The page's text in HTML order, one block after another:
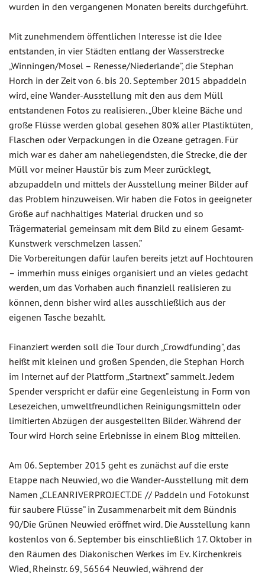
wurden in den vergangenen Monaten bereits durchgeführt.
Mit zunehmendem öffentlichen Interesse ist die Idee
entstanden, in vier Städten entlang der Wasserstrecke
„Winningen/Mosel – Renesse/Niederlande”, die Stephan
Horch in der Zeit von 6. bis 20. September 2015 abpaddeln
wird, eine Wander-Ausstellung mit den aus dem Müll
entstandenen Fotos zu realisieren. „Über kleine Bäche und
große Flüsse werden global gesehen 80% aller Plastiktüten,
Flaschen oder Verpackungen in die Ozeane getragen. Für
mich war es daher am naheliegendsten, die Strecke, die der
Müll vor meiner Haustür bis zum Meer zurücklegt,
abzupaddeln und mittels der Ausstellung meiner Bilder auf
das Problem hinzuweisen. Wir haben die Fotos in geeigneter
Größe auf nachhaltiges Material drucken und so
Trägermaterial gemeinsam mit dem Bild zu einem Gesamt-
Kunstwerk verschmelzen lassen.”
Die Vorbereitungen dafür laufen bereits jetzt auf Hochtouren
– immerhin muss einiges organisiert und an vieles gedacht
werden, um das Vorhaben auch finanziell realisieren zu
können, denn bisher wird alles ausschließlich aus der
eigenen Tasche bezahlt.
Finanziert werden soll die Tour durch „Crowdfunding”, das
heißt mit kleinen und großen Spenden, die Stephan Horch
im Internet auf der Plattform „Startnext” sammelt. Jedem
Spender verspricht er dafür eine Gegenleistung in Form von
Lesezeichen, umweltfreundlichen Reinigungsmitteln oder
limitierten Abzügen der ausgestellten Bilder. Während der
Tour wird Horch seine Erlebnisse in einem Blog mitteilen.
Am 06. September 2015 geht es zunächst auf die erste
Etappe nach Neuwied, wo die Wander-Ausstellung mit dem
Namen „CLEANRIVERPROJECT.DE // Paddeln und Fotokunst
für saubere Flüsse” in Zusammenarbeit mit dem Bündnis
90/Die Grünen Neuwied eröffnet wird. Die Ausstellung kann
kostenlos von 6. September bis einschließlich 17. Oktober in
den Räumen des Diakonischen Werkes im Ev. Kirchenkreis
Wied, Rheinstr. 69, 56564 Neuwied, während der